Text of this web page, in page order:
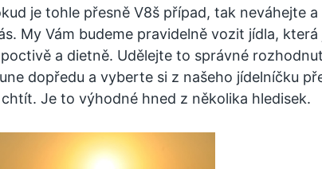
je tohle přesně V8š případ, tak neváhejte a
My Vám budeme pravidelně vozit jídla, která
a dietně. Udělejte to správné
dopředu a vyberte si z našeho jídelníčku
Je to výhodné hned z několika hledisek.